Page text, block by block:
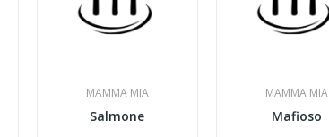
MAMMA MIA
Salmone
MAMMA MIA
Mafioso